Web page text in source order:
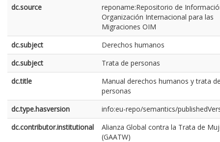
dc.source
reponame:Repositorio de
Organización Internacional para las
Migraciones OIM
dc.subject
Derechos humanos
dc.subject
Trata de personas
dc.title
Manual derechos humanos y trata
personas
dc.type.hasversion
info:eu-repo/semantics/
dc.contributor.institutional
Alianza Global contra la Trata de
(GAATW)